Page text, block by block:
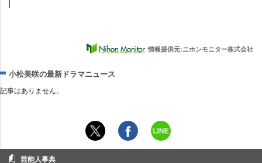
情報提供元:ニホンモニター株式会社
小松美咲の最新ドラマニュース
記事はありません。
芸能人事典